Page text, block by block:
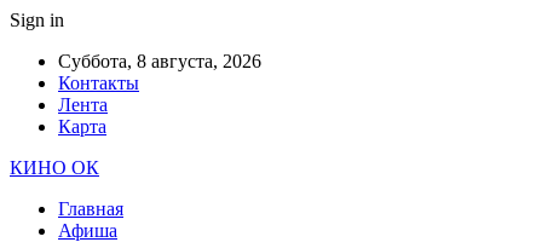
Sign in
Суббота, 8 августа, 2026
Контакты
Лента
Карта
КИНО ОК
Главная
Афиша